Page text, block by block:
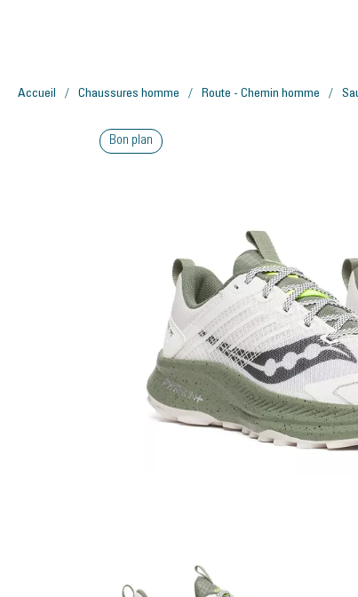
Accueil Chaussures homme Route - Chemin homme
Bon plan